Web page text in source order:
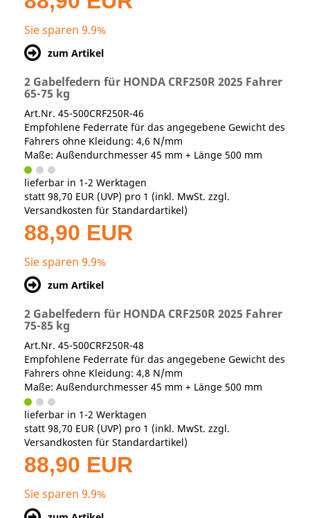
Sie sparen 9.9%
zum Artikel
2 Gabelfedern für HONDA CRF250R 2025 Fahrer
65-75 kg
Art.Nr. 45-500CRF250R-46
Empfohlene Federrate für das angegebene Gewicht des
Fahrers ohne Kleidung: 4,6 N/mm
Maße: Außendurchmesser 45 mm + Länge 500 mm
lieferbar in 1-2 Werktagen
statt 98,70 EUR (UVP) pro 1 (inkl. MwSt. zzgl.
Versandkosten für Standardartikel)
88,90 EUR
Sie sparen 9.9%
zum Artikel
2 Gabelfedern für HONDA CRF250R 2025 Fahrer
75-85 kg
Art.Nr. 45-500CRF250R-48
Empfohlene Federrate für das angegebene Gewicht des
Fahrers ohne Kleidung: 4,8 N/mm
Maße: Außendurchmesser 45 mm + Länge 500 mm
lieferbar in 1-2 Werktagen
statt 98,70 EUR (UVP) pro 1 (inkl. MwSt. zzgl.
Versandkosten für Standardartikel)
88,90 EUR
Sie sparen 9.9%